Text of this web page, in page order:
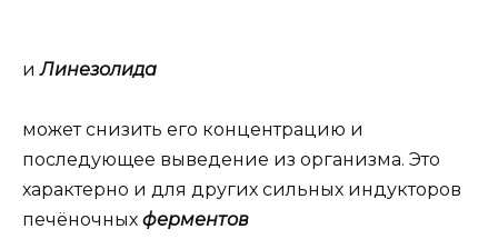
иЛинезолида
может снизить его концентрацию и
последующее выведение из организма. Это
характерно и для других сильных индукторов
печёночных ферментов